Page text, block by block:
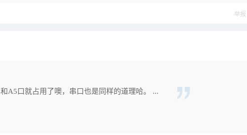
举报
A5口就占用了噢，串口也是同样的道理哈。 ...